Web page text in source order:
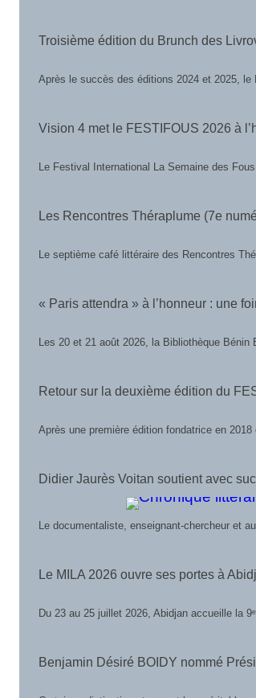
Troisième édition du Brunch des
Après le succès des éditions 2024 et 2025,
Vision 4 met le FESTIFOUS 2026 à
Le Festival International La Semaine des
Les Rencontres Théraplume (7e
Le septième café littéraire des Rencontres
« Paris attendra » à l’honneur : une
Les 20 et 21 août 2026, la Bibliothèque
Retour sur la deuxième édition du
Après une première édition fondatrice en
Didier Jaurès Voitan soutient avec
Le documentaliste, enseignant-chercheur et
Le MILA 2026 ouvre ses portes à
Du 23 au 25 juillet 2026, Abidjan accueille la
Benjamin Désiré BOIDY nommé